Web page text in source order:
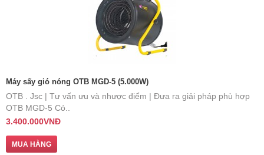
Máy sấy gió nóng OTB MGD-5 (5.000W)
OTB . Jsc | Tư vấn ưu và nhược điểm | Đưa ra giải pháp phù hợp
OTB MGD-5 Có..
3.400.000VNĐ